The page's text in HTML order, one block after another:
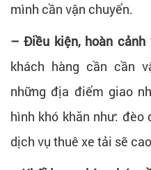
mình cần vận chuyển.
– Điều kiện, hoàn cảnh
khách hàng cần cần
những địa điểm giao
hình khó khăn như:
dịch vụ thuê xe tải sẽ